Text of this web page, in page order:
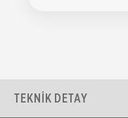
TEKNIK DETAY